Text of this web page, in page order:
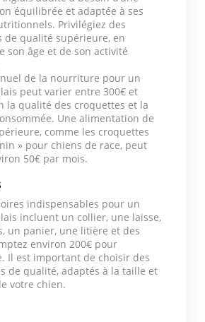
équilibrée et adaptée à ses
Privilégiez des
de qualité supérieure, en
son âge et de son activité
de la nourriture pour un
peut varier entre 300€ et
la qualité des croquettes et la
Une alimentation de
comme les croquettes
» pour chiens de race, peut
50€ par mois.
indispensables pour un
incluent un collier, une laisse,
un panier, une litière et des
environ 200€ pour
Il est important de choisir des
de qualité, adaptés à la taille et
votre chien.